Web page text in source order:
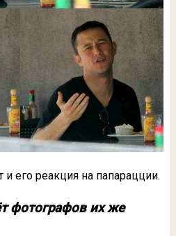
его реакция на папарацции.
фотографов их же